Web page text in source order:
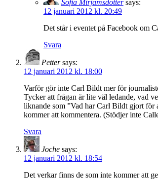
Sofia Mirjamsdotter says:
12 januari 2012 kl. 20:49
Det står i eventet på Facebook om
Svara
Petter says:
12 januari 2012 kl. 18:00
Varför gör inte Carl Bildt mer för
Tycker att frågan är lite väl ledande, vad
liknande som ”Vad har Carl Bildt gjort för
kommer att kommentera. (Stödjer inte
Svara
Joche says:
12 januari 2012 kl. 18:54
Det verkar finns de som inte kommer att